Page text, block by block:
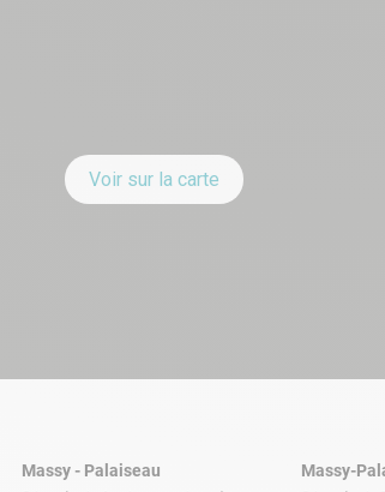
Voir sur la carte
Massy - Palaiseau
Massy-